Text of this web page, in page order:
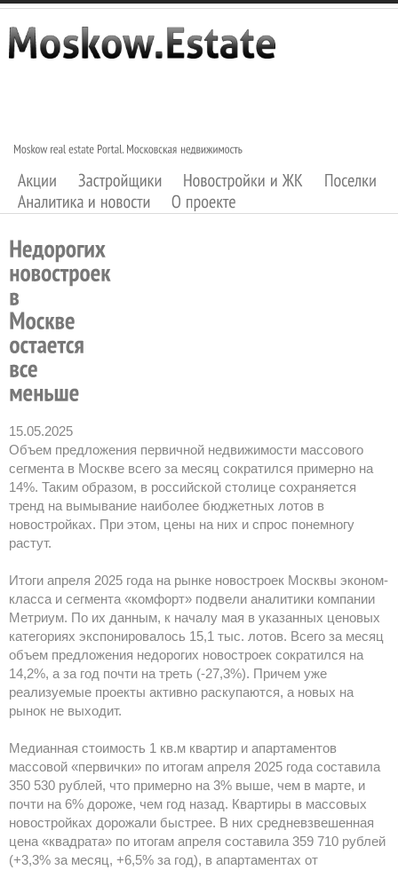
15.05.2025
Объем предложения первичной недвижимости массового
сегмента в Москве всего за месяц сократился примерно на
14%. Таким образом, в российской столице сохраняется
тренд на вымывание наиболее бюджетных лотов в
новостройках. При этом, цены на них и спрос понемногу
растут.
Итоги апреля 2025 года на рынке новостроек Москвы эконом-
класса и сегмента «комфорт» подвели аналитики компании
Метриум. По их данным, к началу мая в указанных ценовых
категориях экспонировалось 15,1 тыс. лотов. Всего за месяц
объем предложения недорогих новостроек сократился на
14,2%, а за год почти на треть (-27,3%). Причем уже
реализуемые проекты активно раскупаются, а новых на
рынок не выходит.
Медианная стоимость 1 кв.м квартир и апартаментов
массовой «первички» по итогам апреля 2025 года составила
350 530 рублей, что примерно на 3% выше, чем в марте, и
почти на 6% дороже, чем год назад. Квартиры в массовых
новостройках дорожали быстрее. В них средневзвешенная
цена «квадрата» по итогам апреля составила 359 710 рублей
(+3,3% за месяц, +6,5% за год), в апартаментах от